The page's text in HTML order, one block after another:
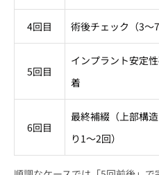
4回目 術後チェック（3〜7
5回目
インプラント安定
着
6回目
最終補綴（上部構
り1〜2回）